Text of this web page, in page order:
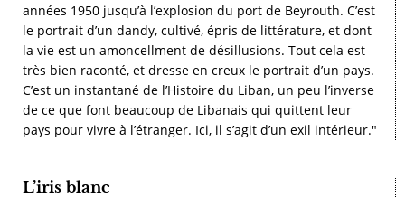
années 1950 jusqu’à l’explosion du port de Beyrouth. C’est
le portrait d’un dandy, cultivé, épris de littérature, et dont
la vie est un amoncellment de désillusions. Tout cela est
très bien raconté, et dresse en creux le portrait d’un pays.
C’est un instantané de l’Histoire du Liban, un peu l’inverse
de ce que font beaucoup de Libanais qui quittent leur
pays pour vivre à l’étranger. Ici, il s’agit d’un exil intérieur."
L’iris blanc